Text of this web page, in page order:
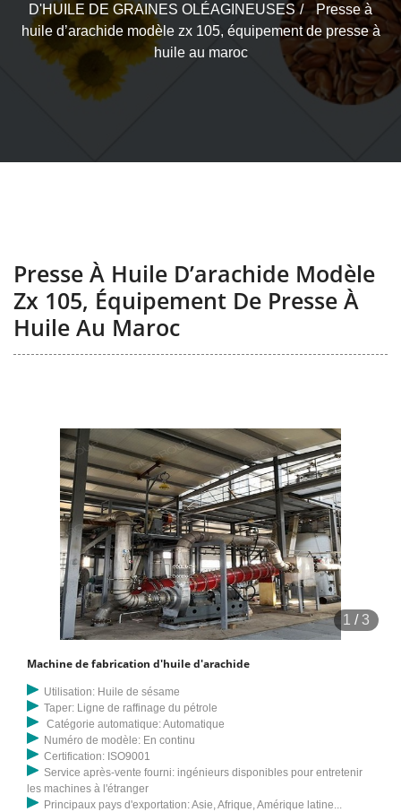
D'HUILE DE GRAINES OLÉAGINEUSES
Presse à
huile d’arachide modèle zx 105, équipement de presse à
huile au maroc
Presse À Huile D’arachide Modèle
Zx 105, Équipement De Presse À
Huile Au Maroc
1 /3
Machine de fabrication d'huile d'arachide
Utilisation: Huile de sésame
Taper: Ligne de raffinage du pétrole
Catégorie automatique: Automatique
Numéro de modèle: En continu
Certification: ISO9001
Service après-vente fourni: ingénieurs disponibles pour entretenir
les machines à l'étranger
Principaux pays d'exportation: Asie, Afrique, Amérique latine...